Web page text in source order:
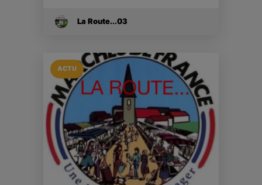
La Route...03
ACTU